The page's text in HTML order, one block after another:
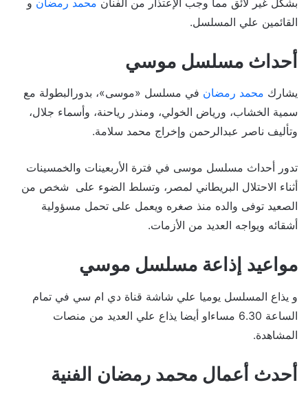
القائمين علي المسلسل.
أحداث مسلسل موسي
يشارك محمد رمضان في مسلسل «موسى»، بدورالبطولة مع
سمية الخشاب، ورياض الخولي، ومنذر رياحنة، وأسماء جلال،
وتأليف ناصر عبدالرحمن وإخراج محمد سلامة.
تدور أحداث مسلسل موسى في فترة الأربعينات والخمسينات
أثناء الاحتلال البريطاني لمصر، وتسلط الضوء على شخص من
الصعيد توفى والده منذ صغره ويعمل على تحمل مسؤولية
أشقائه ويواجه العديد من الأزمات.
مواعيد إذاعة مسلسل موسي
و يذاع المسلسل يوميا علي شاشة قناة دي ام سي في تمام
الساعة 6.30 مساءاو أيضا يذاع علي العديد من منصات
المشاهدة.
أحدث أعمال محمد رمضان الفنية